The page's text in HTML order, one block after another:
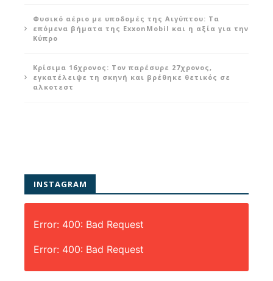
Φυσικό αέριο με υποδομές της Αιγύπτου: Τα
επόμενα βήματα της ExxonMobil και η αξία για την
Κύπρο
Κρίσιμα 16χρονος: Τον παρέσυρε 27χρονος,
εγκατέλειψε τη σκηνή και βρέθηκε θετικός σε
αλκοτεστ
INSTAGRAM
Error: 400: Bad Request
Error: 400: Bad Request